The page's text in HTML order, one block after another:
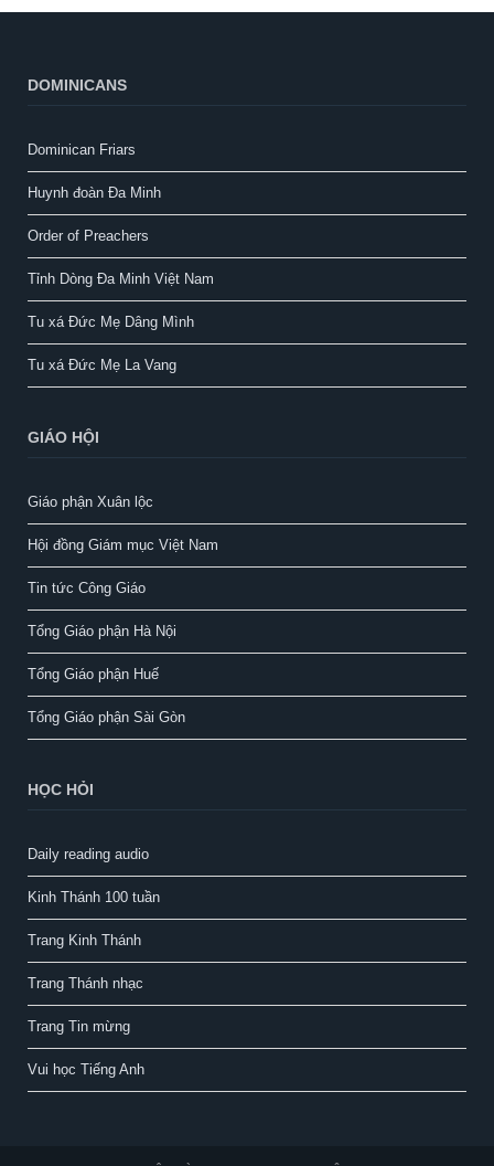
DOMINICANS
Dominican Friars
Huynh đoàn Đa Minh
Order of Preachers
Tỉnh Dòng Đa Minh Việt Nam
Tu xá Đức Mẹ Dâng Mình
Tu xá Đức Mẹ La Vang
GIÁO HỘI
Giáo phận Xuân lộc
Hội đồng Giám mục Việt Nam
Tin tức Công Giáo
Tổng Giáo phận Hà Nội
Tổng Giáo phận Huế
Tổng Giáo phận Sài Gòn
HỌC HỎI
Daily reading audio
Kinh Thánh 100 tuần
Trang Kinh Thánh
Trang Thánh nhạc
Trang Tin mừng
Vui học Tiếng Anh